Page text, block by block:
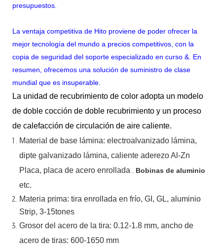
presupuestos.
La ventaja competitiva de Hito proviene de poder ofrecer la
mejor tecnología del mundo a precios competitivos, con la
copia de seguridad del soporte especializado en curso &. En
resumen, ofrecemos una solución de suministro de clase
mundial que es insuperable.
La unidad de recubrimiento de color adopta un modelo
de doble cocción de doble recubrimiento y un proceso
de calefacción de circulación de aire caliente.
Material de base lámina: electroalvanizado lámina,
dipte galvanizado lámina, caliente aderezoAl-Zn
Placa, placa de acero enrollada , Bobinas de aluminio
etc.
Materia prima: tira enrollada en frío, GI, GL, aluminio
Strip, 3-15tones
Grosor del acero de la tira: 0.12-1.8 mm, ancho de
acero de tiras: 600-1650 mm